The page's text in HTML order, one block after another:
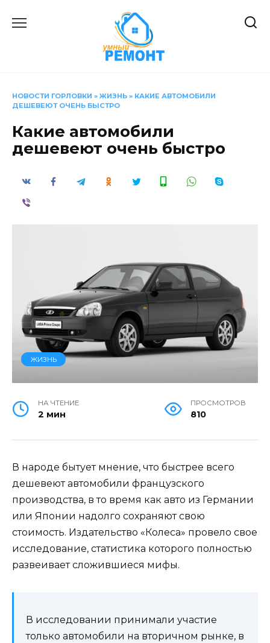
НОВОСТИ ГОРЛОВКИ » ЖИЗНЬ » КАКИЕ АВТОМОБИЛИ
ДЕШЕВЕЮТ ОЧЕНЬ БЫСТРО
Какие автомобили
дешевеют очень быстро
ЖИЗНЬ
НА ЧТЕНИЕ
2 мин
ПРОСМОТРОВ
810
В народе бытует мнение, что быстрее всего
дешевеют автомобили французского
производства, в то время как авто из Германии
или Японии надолго сохраняют свою
стоимость. Издательство «Колеса» провело свое
исследование, статистика которого полностью
развеивает сложившиеся мифы.
В исследовании принимали участие
только автомобили на вторичном рынке, в